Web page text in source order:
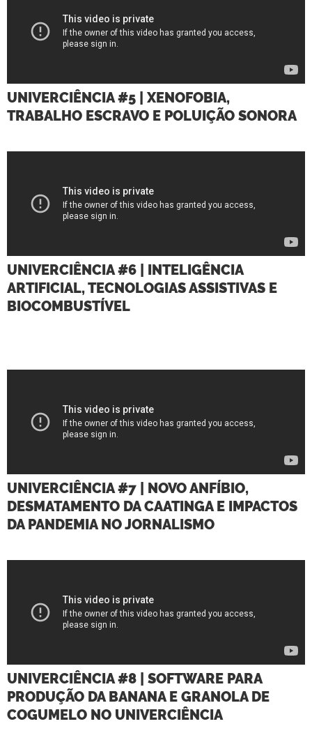
UNIVERCIÊNCIA #5 | XENOFOBIA,
TRABALHO ESCRAVO E POLUIÇÃO SONORA
UNIVERCIÊNCIA #6 | INTELIGÊNCIA
ARTIFICIAL, TECNOLOGIAS ASSISTIVAS E
BIOCOMBUSTÍVEL
UNIVERCIÊNCIA #7 | NOVO ANFÍBIO,
DESMATAMENTO DA CAATINGA E IMPACTOS
DA PANDEMIA NO JORNALISMO
UNIVERCIÊNCIA #8 | SOFTWARE PARA
PRODUÇÃO DA BANANA E GRANOLA DE
COGUMELO NO UNIVERCIÊNCIA